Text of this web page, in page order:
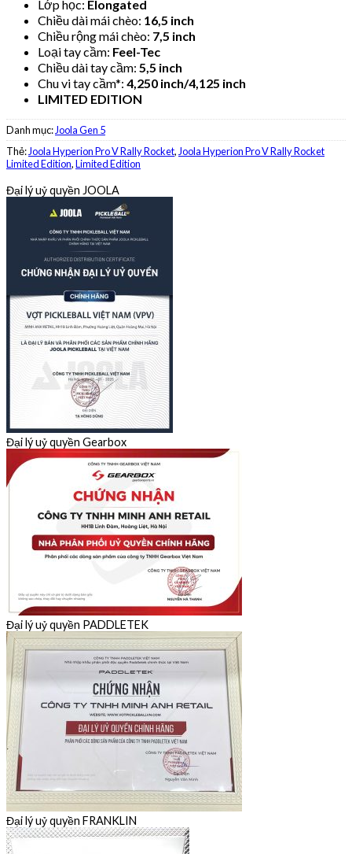
Lớp học: Elongated
Chiều dài mái chèo: 16,5 inch
Chiều rộng mái chèo: 7,5 inch
Loại tay cầm: Feel-Tec
Chiều dài tay cầm: 5,5 inch
Chu vi tay cầm*: 4,250 inch/4,125 inch
LIMITED EDITION
Danh mục: Joola Gen 5
Thẻ: Joola Hyperion Pro V Rally Rocket, Joola Hyperion Pro V Rally Rocket
Limited Edition,Limited Edition
Đại lý uỷ quyền JOOLA
Đại lý uỷ quyền Gearbox
Đại lý uỷ quyền PADDLETEK
Đại lý uỷ quyền FRANKLIN